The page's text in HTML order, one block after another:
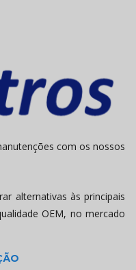
com os nossos
alternativas às principais
OEM, no mercado